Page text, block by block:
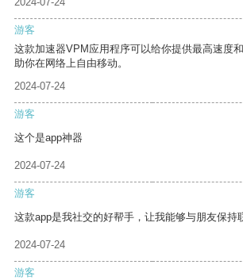
游客
这款加速器VPM应用程序可以给你提供最高速度
助你在网络上自由移动。
2024-07-24
游客
这个是app神器
2024-07-24
游客
这款app是我社交的好帮手，让我能够与朋友保持
2024-07-24
游客